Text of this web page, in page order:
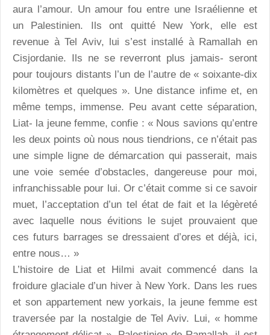
aura l’amour. Un amour fou entre une Israélienne et
un Palestinien. Ils ont quitté New York, elle est
revenue à Tel Aviv, lui s’est installé à Ramallah en
Cisjordanie. Ils ne se reverront plus jamais- seront
pour toujours distants l’un de l’autre de « soixante-dix
kilomètres et quelques ». Une distance infime et, en
même temps, immense. Peu avant cette séparation,
Liat- la jeune femme, confie : « Nous savions qu’entre
les deux points où nous nous tiendrions, ce n’était pas
une simple ligne de démarcation qui passerait, mais
une voie semée d’obstacles, dangereuse pour moi,
infranchissable pour lui. Or c’était comme si ce savoir
muet, l’acceptation d’un tel état de fait et la légèreté
avec laquelle nous évitions le sujet prouvaient que
ces futurs barrages se dressaient d’ores et déjà, ici,
entre nous… »
L’histoire de Liat et Hilmi avait commencé dans la
froidure glaciale d’un hiver à New York. Dans les rues
et son appartement new yorkais, la jeune femme est
traversée par la nostalgie de Tel Aviv. Lui, « homme